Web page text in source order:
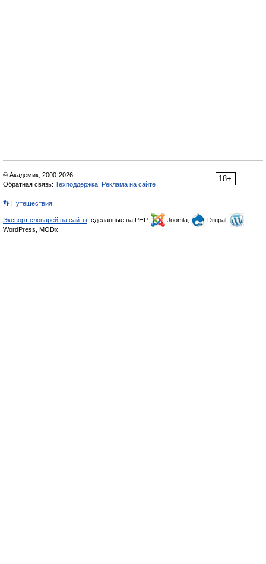
18+
© Академик, 2000-2026
Обратная связь: Техподдержка Реклама на сайте
👣 Путешествия
Экспорт словарей на сайты , сделанные на PHP, Joomla,
Drupal,
WordPress, MODx.